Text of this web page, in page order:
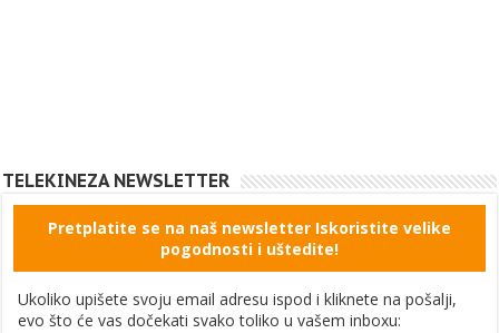
TELEKINEZA NEWSLETTER
Pretplatite se na naš newsletter Iskoristite velike
pogodnosti i uštedite!
Ukoliko upišete svoju email adresu ispod i kliknete na pošalji,
evo što će vas dočekati svako toliko u vašem inboxu: